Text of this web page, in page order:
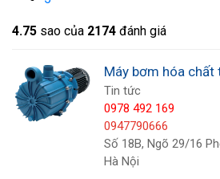
4.75 sao của 2174 đánh giá
Máy bơm hóa chất
Tin tức
0978 492 169
0947790666
Số 18B, Ngõ 29/16
Hà Nội